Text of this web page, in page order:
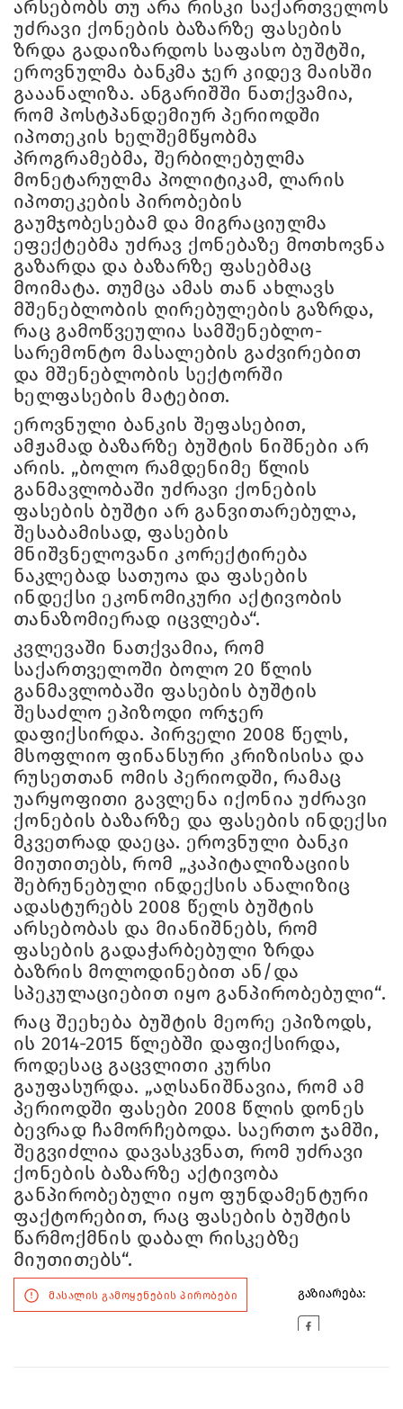
არსებობს თუ არა რისკი საქართველოს
უძრავი ქონების ბაზარზე ფასების
ზრდა გადაიზარდოს საფასო ბუშტში,
ეროვნულმა ბანკმა ჯერ კიდევ მაისში
გააანალიზა. ანგარიშში ნათქვამია,
რომ პოსტპანდემიურ პერიოდში
იპოთეკის ხელშემწყობმა
პროგრამებმა, შერბილებულმა
მონეტარულმა პოლიტიკამ, ლარის
იპოთეკების პირობების
გაუმჯობესებამ და მიგრაციულმა
ეფექტებმა უძრავ ქონებაზე მოთხოვნა
გაზარდა და ბაზარზე ფასებმაც
მოიმატა. თუმცა ამას თან ახლავს
მშენებლობის ღირებულების გაზრდა,
რაც გამოწვეულია სამშენებლო-
სარემონტო მასალების გაძვირებით
და მშენებლობის სექტორში
ხელფასების მატებით.
ეროვნული ბანკის შეფასებით,
ამჟამად ბაზარზე ბუშტის ნიშნები არ
არის. „ბოლო რამდენიმე წლის
განმავლობაში უძრავი ქონების
ფასების ბუშტი არ განვითარებულა,
შესაბამისად, ფასების
მნიშვნელოვანი კორექტირება
ნაკლებად სათუოა და ფასების
ინდექსი ეკონომიკური აქტივობის
თანაზომიერად იცვლება“.
კვლევაში ნათქვამია, რომ
საქართველოში ბოლო 20 წლის
განმავლობაში ფასების ბუშტის
შესაძლო ეპიზოდი ორჯერ
დაფიქსირდა. პირველი 2008 წელს,
მსოფლიო ფინანსური კრიზისისა და
რუსეთთან ომის პერიოდში, რამაც
უარყოფითი გავლენა იქონია უძრავი
ქონების ბაზარზე და ფასების ინდექსი
მკვეთრად დაეცა. ეროვნული ბანკი
მიუთითებს, რომ „კაპიტალიზაციის
შებრუნებული ინდექსის ანალიზიც
ადასტურებს 2008 წელს ბუშტის
არსებობას და მიანიშნებს, რომ
ფასების გადაჭარბებული ზრდა
ბაზრის მოლოდინებით ან/და
სპეკულაციებით იყო განპირობებული“.
რაც შეეხება ბუშტის მეორე ეპიზოდს,
ის 2014-2015 წლებში დაფიქსირდა,
როდესაც გაცვლითი კურსი
გაუფასურდა. „აღსანიშნავია, რომ ამ
პერიოდში ფასები 2008 წლის დონეს
ბევრად ჩამორჩებოდა. საერთო ჯამში,
შეგვიძლია დავასკვნათ, რომ უძრავი
ქონების ბაზარზე აქტივობა
განპირობებული იყო ფუნდამენტური
ფაქტორებით, რაც ფასების ბუშტის
წარმოქმნის დაბალ რისკებზე
მიუთითებს“.
მასალის გამოყენების პირობები გაზიარება: